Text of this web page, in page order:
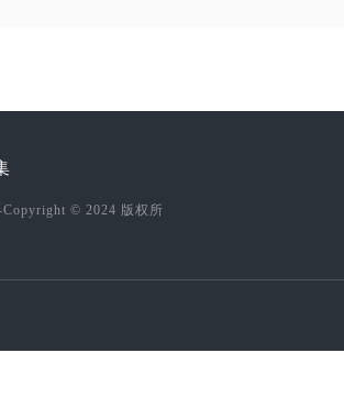
© 2024 版权所